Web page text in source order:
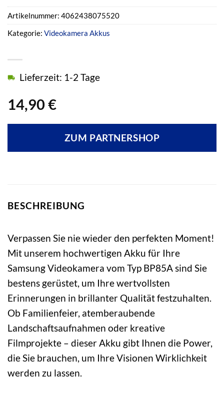
14,90 €
Lieferzeit: 1-2 Tage
ZUM PARTNERSHOP
Artikelnummer: 4062438075520
Kategorie: Videokamera Akkus
BESCHREIBUNG
Verpassen Sie nie wieder den perfekten Moment!
Mit unserem hochwertigen Akku für Ihre
Samsung Videokamera vom Typ BP85A sind Sie
bestens gerüstet, um Ihre wertvollsten
Erinnerungen in brillanter Qualität festzuhalten.
Ob Familienfeier, atemberaubende
Landschaftsaufnahmen oder kreative
Filmprojekte – dieser Akku gibt Ihnen die Power,
die Sie brauchen, um Ihre Visionen Wirklichkeit
werden zu lassen.